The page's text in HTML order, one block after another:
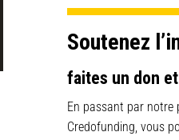
Soutenez
faites un don
En passant par notre
Credofunding, vous